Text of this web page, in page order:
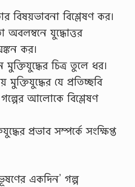
বিষয়ভাবনা বিশ্লেষণ কর।
অবলম্বনে যুদ্ধোত্তর
কর।
চিত্র তুলে ধর।
যে প্রতিচ্ছবি
আলোকে বিশ্লেষণ
প্রভাব সম্পর্কে সংক্ষিপ্ত
একদিন’ গল্প